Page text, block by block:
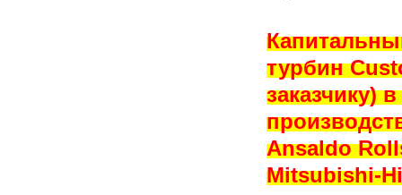
турбин
заказчику)
Ansaldo
Mitsubishi-